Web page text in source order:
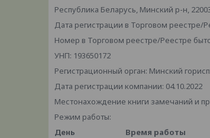
Республика Беларусь, Минский р-н,
Дата регистрации в Торговом реестре/
Номер в Торговом реестре/Реестре
УНП: 193650172
Регистрационный орган: Минский
Дата регистрации компании: 04.10.2022
Местонахождение книги замечаний и
Режим работы:
День
Время работы